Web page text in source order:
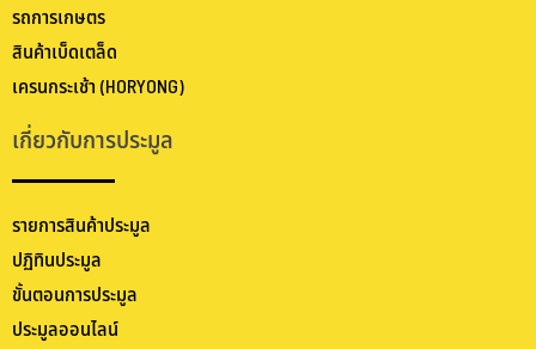
รถการเกษตร
สินค้าเบ็ดเตล็ด
เครนกระเช้า (HORYONG)
เกี่ยวกับการประมูล
รายการสินค้าประมูล
ปฏิทินประมูล
ขั้นตอนการประมูล
ประมูลออนไลน์